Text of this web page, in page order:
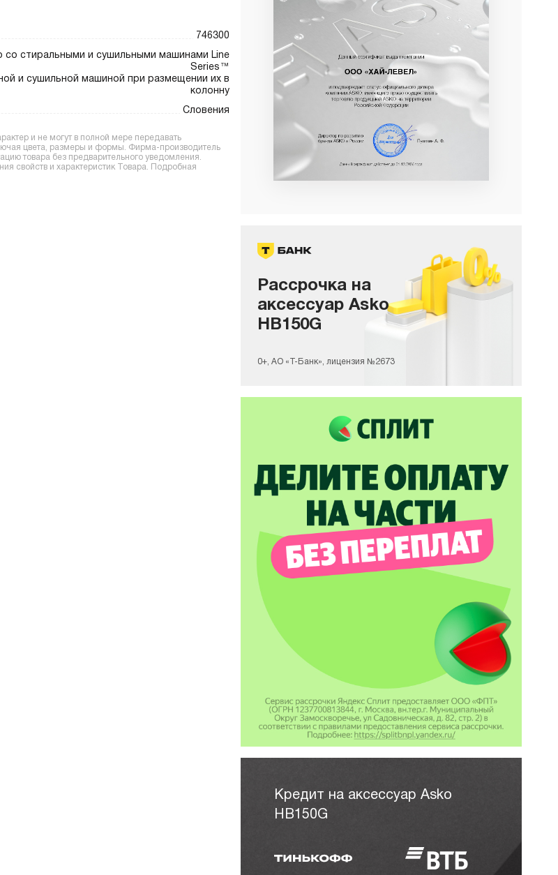
746300
со стиральными и сушильными машинами Line
Series™
и сушильной машиной при размещении их в
колонну
Словения
и не могут в полной мере передавать
цвета, размеры и формы. Фирма-производитель
товара без предварительного уведомления.
свойств и характеристик Товара. Подробная
Рассрочка на
аксессуар Asko
HB150G
0+, АО «Т-Банк», лицензия №2673
Кредит на аксессуар Asko
HB150G